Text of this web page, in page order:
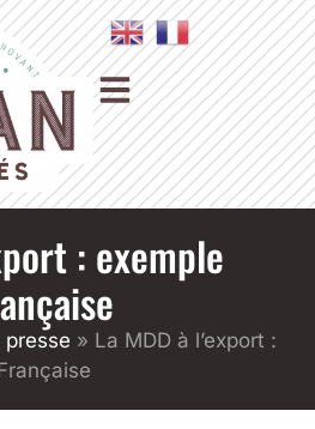
: exemple
presse » La MDD à l’export :